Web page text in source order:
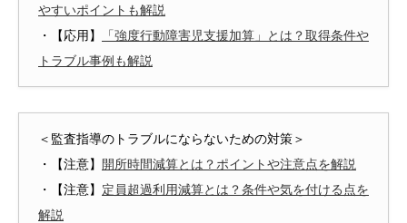
やすいポイントも解説
・【応用】
「強度行動障害児支援加算」とは？取得条件や
トラブル事例も解説
＜監査指導のトラブルにならないための対策＞
・【注意】 開所時間減算とは？ポイントや注意点を解説
・【注意】 定員超過利用減算とは？条件や気を付ける点を
解説